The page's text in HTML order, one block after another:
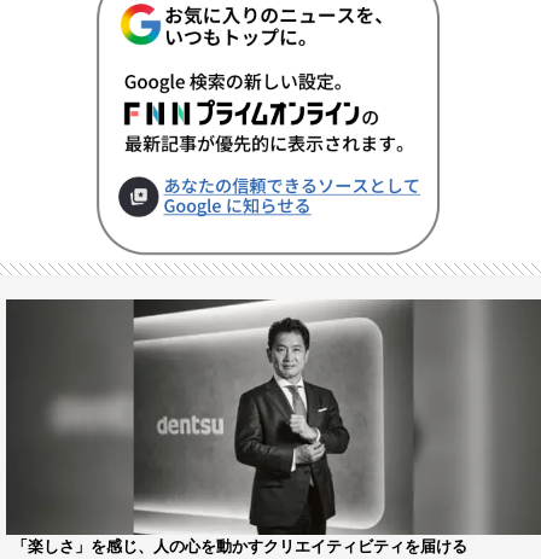
「楽しさ」を感じ、人の心を動かすクリエイティビティを届ける